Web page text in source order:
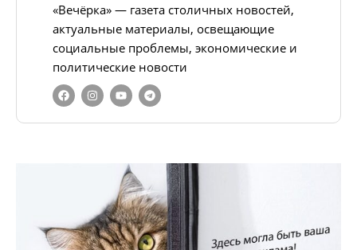
«Вечёрка» — газета столичных новостей,
актуальные материалы, освещающие
социальные проблемы, экономические и
политические новости